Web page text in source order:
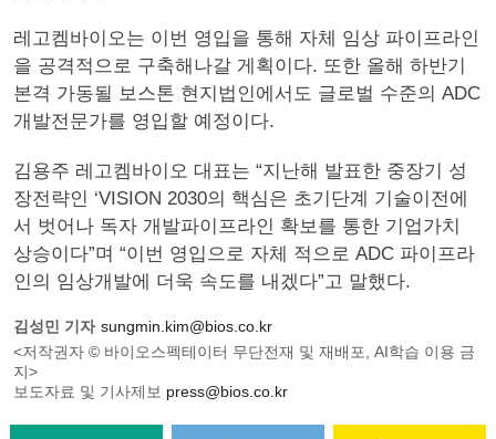
레고켐바이오는 이번 영입을 통해 자체 임상 파이프라인
을 공격적으로 구축해나갈 게획이다. 또한 올해 하반기
본격 가동될 보스톤 현지법인에서도 글로벌 수준의 ADC
개발전문가를 영입할 예정이다.
김용주 레고켐바이오 대표는 “지난해 발표한 중장기 성
장전략인 ‘VISION 2030의 핵심은 초기단계 기술이전에
서 벗어나 독자 개발파이프라인 확보를 통한 기업가치
상승이다”며 “이번 영입으로 자체 적으로 ADC 파이프라
인의 임상개발에 더욱 속도를 내겠다”고 말했다.
김성민 기자 sungmin.kim@bios.co.kr
<저작권자 © 바이오스펙테이터 무단전재 및 재배포, AI학습 이용 금
지>
보도자료 및 기사제보 press@bios.co.kr